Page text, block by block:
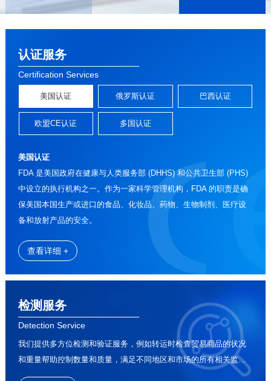
认证服务
Certification Services
美国认证 俄罗斯认证 巴西认证
欧盟CE认证 多国认证
美国认证
FDA 是美国政府在健康与人类服务部 (DHHS) 和公共卫生部 (PHS)
中设立的执行机构之一。作为一家科学管理机构，FDA 的职责是确
保美国本国生产或进口的食品、化妆品、药物、生物制剂、医疗设
备和放射产品的安全。
查看详细 +
检测服务
Detection Service
我们提供多方位检测和验证服务，例如转运时检查贸易商品的状况
和重量帮助控制数量和质量，满足不同地区和市场的所有相关监管
要求